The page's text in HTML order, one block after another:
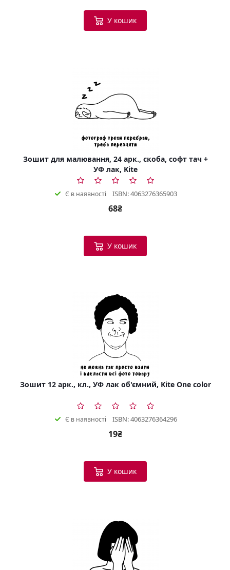
У кошик
Зошит для малювання, 24 арк., скоба, софт тач +
УФ лак, Kite
Є в наявності ISBN: 4063276365903
68₴
У кошик
Зошит 12 арк., кл., УФ лак об'ємний, Kite One color
Є в наявності ISBN: 4063276364296
19₴
У кошик